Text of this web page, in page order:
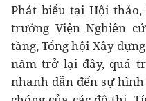
Phát biểu tại Hội thảo,
trưởng Viện Nghiên
tầng, Tổng hội Xây
năm trở lại đây, quá
nhanh dẫn đến sự